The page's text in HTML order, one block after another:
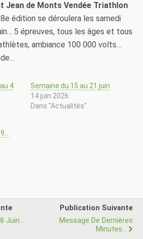
Jean de Monts Vendée Triathlon
édition se déroulera les samedi
5 épreuves, tous les âges et tous
ambiance 100 000 volts…
4
Semaine du 15 au 21 juin
14 juin 2026
Dans "Actualités"
Juin...
Publication Suivante
Message De Dernières
Minutes...